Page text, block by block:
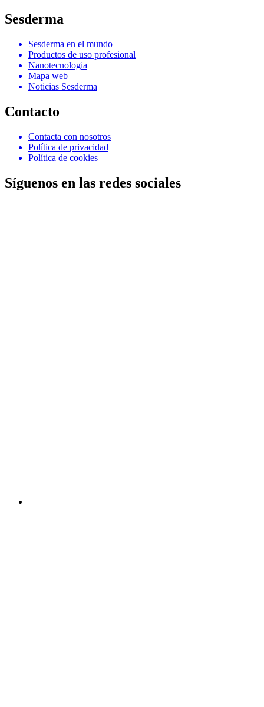
Sesderma
Sesderma en el mundo
Productos de uso profesional
Nanotecnologia
Mapa web
Noticias Sesderma
Contacto
Contacta con nosotros
Política de privacidad
Política de cookies
Síguenos en las redes sociales